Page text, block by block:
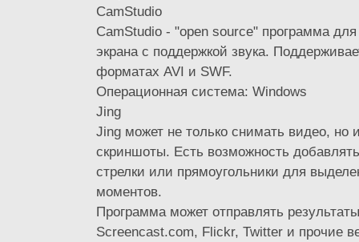
CamStudio
CamStudio - "open source" программа
экрана с поддержкой звука.
форматах AVI и SWF.
Операционная система: Windows
Jing
Jing может не только снимать видео, но
скриншоты. Есть возможность
стрелки или прямоугольники для
моментов.
Программа может отправлять
Screencast.com, Flickr, Twitter и прочие